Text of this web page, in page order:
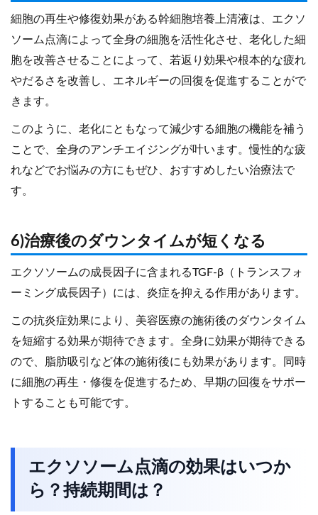
細胞の再生や修復効果がある幹細胞培養上清液は、エクソ
ソーム点滴によって全身の細胞を活性化させ、老化した細
胞を改善させることによって、若返り効果や根本的な疲れ
やだるさを改善し、エネルギーの回復を促進することがで
きます。
このように、老化にともなって減少する細胞の機能を補う
ことで、全身のアンチエイジングが叶います。慢性的な疲
れなどでお悩みの方にもぜひ、おすすめしたい治療法で
す。
6)治療後のダウンタイムが短くなる
エクソソームの成長因子に含まれるTGF-β（トランスフォ
ーミング成長因子）には、炎症を抑える作用があります。
この抗炎症効果により、美容医療の施術後のダウンタイム
を短縮する効果が期待できます。全身に効果が期待できる
ので、脂肪吸引など体の施術後にも効果があります。同時
に細胞の再生・修復を促進するため、早期の回復をサポー
トすることも可能です。
エクソソーム点滴の効果はいつか
ら？持続期間は？